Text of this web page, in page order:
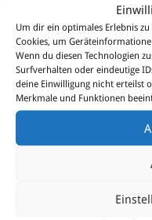
Um dir ein optimales Erlebnis
Cookies, um
Wenn du diesen Technologien
Surfverhalten oder eindeutige
deine Einwilligung nicht erteilst
Merkmale und Funktionen